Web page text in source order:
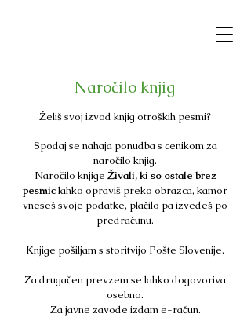
Naročilo knjig
Želiš svoj izvod knjig otroških pesmi?
Spodaj se nahaja ponudba s cenikom za
naročilo knjig.
Naročilo knjige Živali, ki so ostale brez
pesmiclahko opraviš preko obrazca, kamor
vneseš svoje podatke, plačilo pa izvedeš po
predračunu.
Knjige pošiljam s storitvijo Pošte Slovenije.
Za drugačen prevzem se lahko dogovoriva
osebno.
Za javne zavode izdam e-račun.